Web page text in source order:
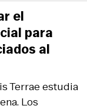
Terrae estudia
Los
el
para
al